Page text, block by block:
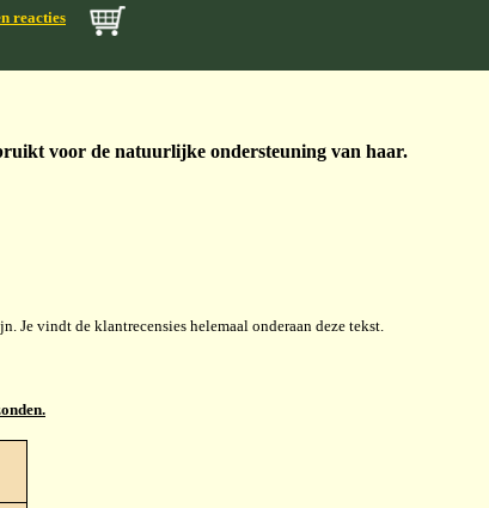
reacties
voor de natuurlijke ondersteuning van haar.
Je vindt de klantrecensies helemaal onderaan deze tekst.